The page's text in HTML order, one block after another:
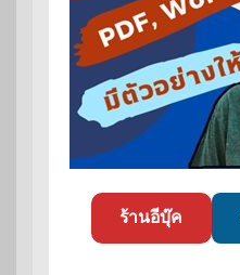
ร้านอีบุ๊ค